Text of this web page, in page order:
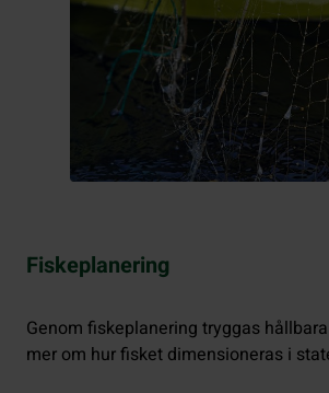
Fiskeplanering
Genom fiskeplanering tryggas
mer om hur fisket dimensioneras i